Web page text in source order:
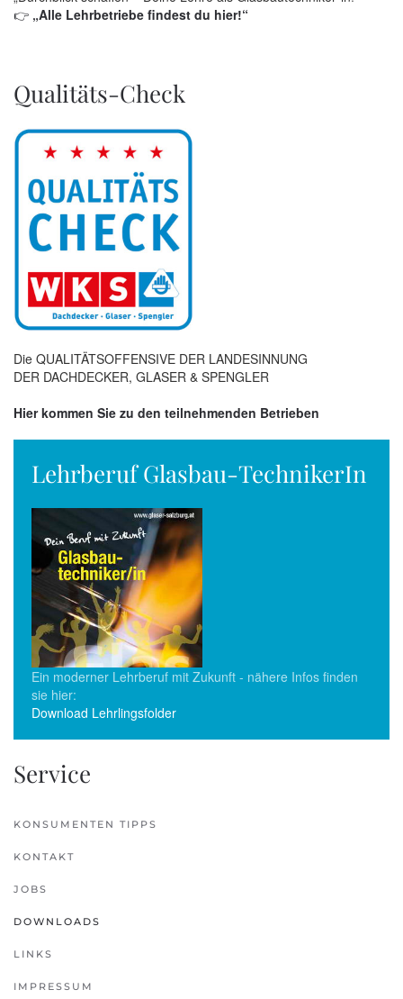
👉 „Alle Lehrbetriebe findest du hier!“
Qualitäts-Check
Die QUALITÄTSOFFENSIVE DER LANDESINNUNG
DER DACHDECKER, GLASER & SPENGLER
Hier kommen Sie zu den teilnehmenden Betrieben
Lehrberuf Glasbau-TechnikerIn
Ein moderner Lehrberuf mit Zukunft - nähere Infos finden
sie hier:
Download Lehrlingsfolder
Service
KONSUMENTEN TIPPS
KONTAKT
JOBS
DOWNLOADS
LINKS
IMPRESSUM